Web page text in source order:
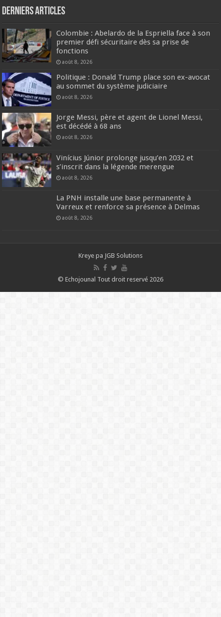
Derniers articles
Colombie : Abelardo de la Espriella face à son
premier défi sécuritaire dès sa prise de
fonctions
août 8, 2026
Politique : Donald Trump place son ex-avocat
au sommet du système judiciaire
août 8, 2026
Jorge Messi, père et agent de Lionel Messi,
est décédé à 68 ans
août 8, 2026
Vinícius Júnior prolonge jusqu’en 2032 et
s’inscrit dans la légende merengue
août 8, 2026
La PNH installe une base permanente à
Varreux et renforce sa présence à Delmas
août 8, 2026
Kreye pa JGB Solutions
© Echojounal Tout droit reservé 2026